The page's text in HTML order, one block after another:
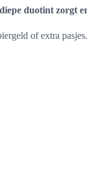
duotint
of extra